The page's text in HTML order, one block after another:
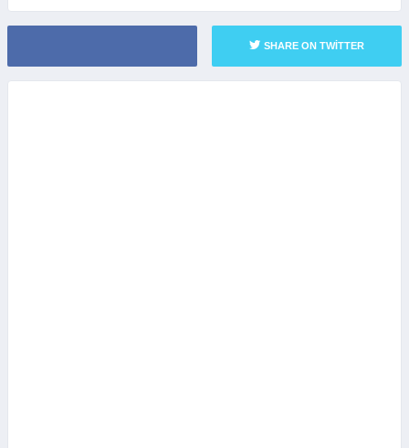
SHARE ON TWITTER